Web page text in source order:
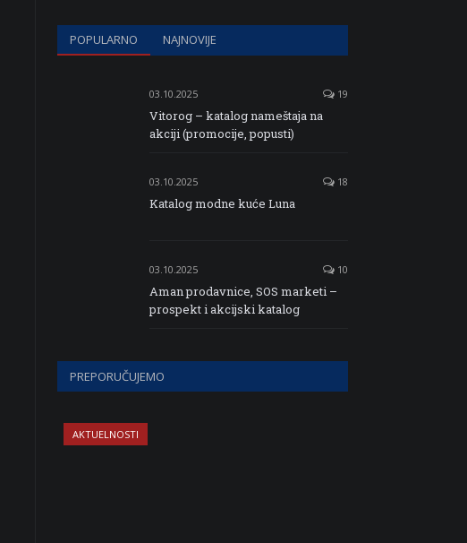
POPULARNO NAJNOVIJE
03.10.2025 19
Vitorog – katalog nameštaja na
akciji (promocije, popusti)
03.10.2025 18
Katalog modne kuće Luna
03.10.2025 10
Aman prodavnice, SOS marketi –
prospekt i akcijski katalog
PREPORUČUJEMO
AKTUELNOSTI